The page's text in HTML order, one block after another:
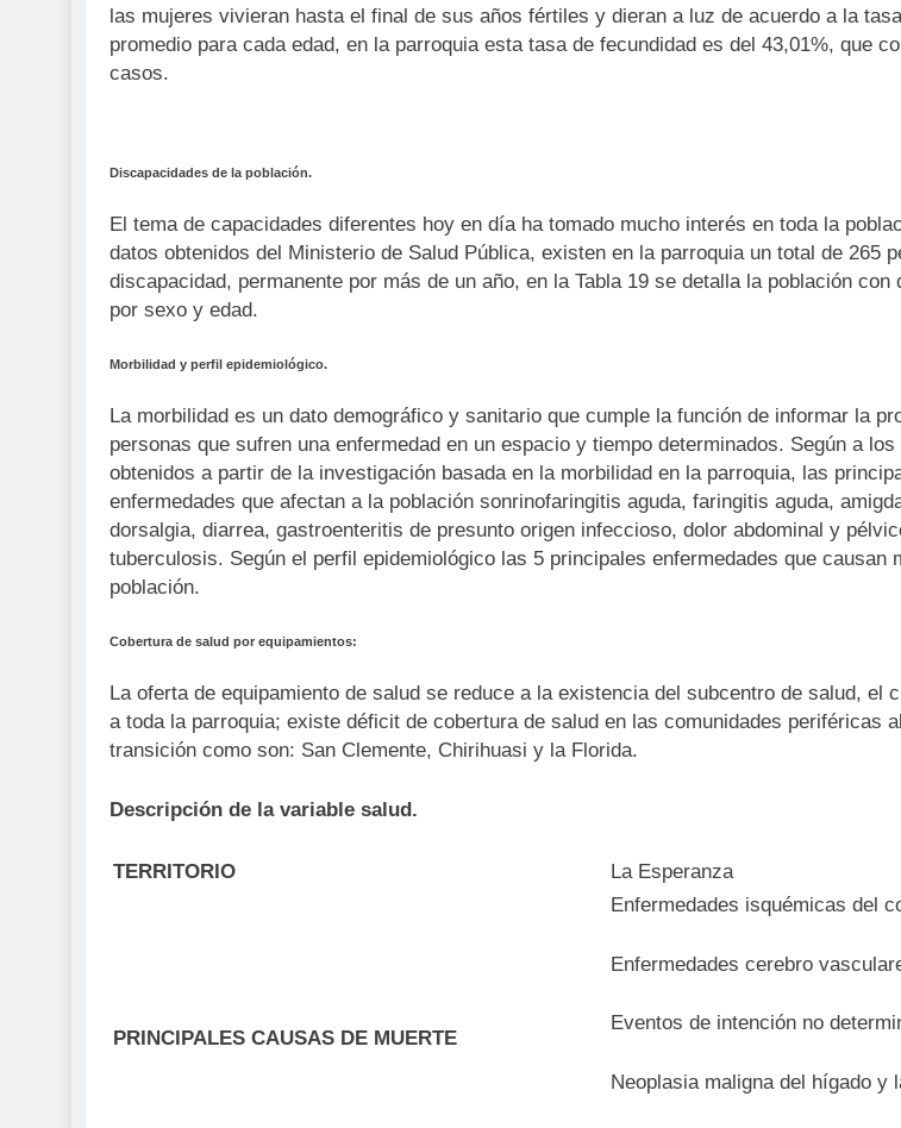
las mujeres vivieran hasta el final de sus años fértiles y dieran a luz de acuerdo a la
promedio para cada edad, en la parroquia esta tasa de fecundidad es del 43,01%, que
casos.
Discapacidades de la población.
El tema de capacidades diferentes hoy en día ha tomado mucho interés en toda la
datos obtenidos del Ministerio de Salud Pública, existen en la parroquia un total de 265
discapacidad, permanente por más de un año, en la Tabla 19 se detalla la población con
por sexo y edad.
Morbilidad y perfil epidemiológico.
La morbilidad es un dato demográfico y sanitario que cumple la función de informar la
personas que sufren una enfermedad en un espacio y tiempo determinados. Según a
obtenidos a partir de la investigación basada en la morbilidad en la parroquia, las
enfermedades que afectan a la población sonrinofaringitis aguda, faringitis aguda,
dorsalgia, diarrea, gastroenteritis de presunto origen infeccioso, dolor abdominal y
tuberculosis. Según el perfil epidemiológico las 5 principales enfermedades que causan
población.
Cobertura de salud por equipamientos:
La oferta de equipamiento de salud se reduce a la existencia del subcentro de salud, el
a toda la parroquia; existe déficit de cobertura de salud en las comunidades periféricas
transición como son: San Clemente, Chirihuasi y la Florida.
Descripción de la variable salud.
TERRITORIO La Esperanza
PRINCIPALES CAUSAS DE MUERTE
Enfermedades isquémicas del
Enfermedades cerebro
Eventos de intención no
Neoplasia maligna del hígado y